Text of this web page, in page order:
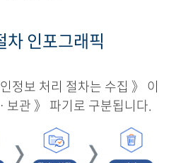
차 인포그래픽
정보 처리 절차는 수집 》 이
보관 》 파기로 구분됩니다.